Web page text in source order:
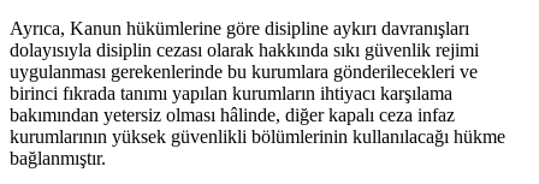
Ayrıca, Kanun hükümlerine göre disipline aykırı davranışları
dolayısıyla disiplin cezası olarak hakkında sıkı güvenlik rejimi
uygulanması gerekenlerinde bu kurumlara gönderilecekleri ve
birinci fıkrada tanımı yapılan kurumların ihtiyacı karşılama
bakımından yetersiz olması hâlinde, diğer kapalı ceza infaz
kurumlarının yüksek güvenlikli bölümlerinin kullanılacağı hükme
bağlanmıştır.